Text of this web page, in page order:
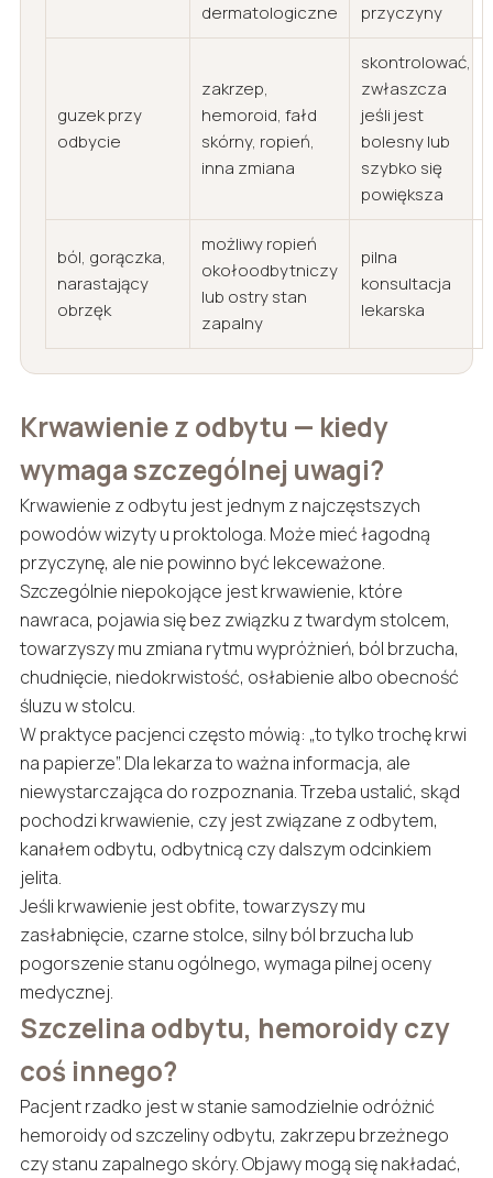
dermatologiczne
przyczyny
guzek przy
odbycie
zakrzep,
hemoroid, fałd
skórny, ropień,
inna zmiana
skontrolować,
zwłaszcza
jeśli jest
bolesny lub
szybko się
powiększa
ból, gorączka,
narastający
obrzęk
możliwy ropień
okołoodbytniczy
lub ostry stan
zapalny
pilna
konsultacja
lekarska
Krwawienie z odbytu — kiedy
wymaga szczególnej uwagi?
Krwawienie z odbytu jest jednym z najczęstszych
powodów wizyty u proktologa. Może mieć łagodną
przyczynę, ale nie powinno być lekceważone.
Szczególnie niepokojące jest krwawienie, które
nawraca, pojawia się bez związku z twardym stolcem,
towarzyszy mu zmiana rytmu wypróżnień, ból brzucha,
chudnięcie, niedokrwistość, osłabienie albo obecność
śluzu w stolcu.
W praktyce pacjenci często mówią: „to tylko trochę krwi
na papierze”. Dla lekarza to ważna informacja, ale
niewystarczająca do rozpoznania. Trzeba ustalić, skąd
pochodzi krwawienie, czy jest związane z odbytem,
kanałem odbytu, odbytnicą czy dalszym odcinkiem
jelita.
Jeśli krwawienie jest obfite, towarzyszy mu
zasłabnięcie, czarne stolce, silny ból brzucha lub
pogorszenie stanu ogólnego, wymaga pilnej oceny
medycznej.
Szczelina odbytu, hemoroidy czy
coś innego?
Pacjent rzadko jest w stanie samodzielnie odróżnić
hemoroidy od szczeliny odbytu, zakrzepu brzeżnego
czy stanu zapalnego skóry. Objawy mogą się nakładać,